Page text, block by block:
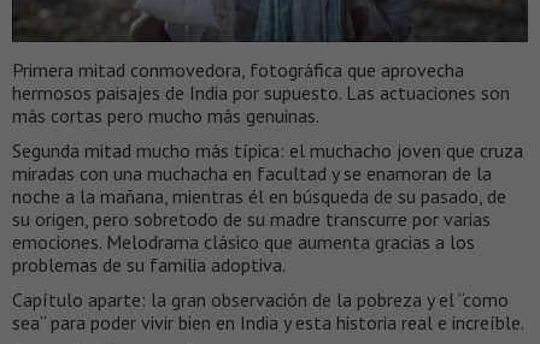
Primera mitad conmovedora, fotográfica que aprovecha
hermosos paisajes de India por supuesto. Las actuaciones son
más cortas pero mucho más genuinas.
Segunda mitad mucho más típica: el muchacho joven que cruza
miradas con una muchacha en facultad y se enamoran de la
noche a la mañana, mientras él en búsqueda de su pasado, de
su origen, pero sobretodo de su madre transcurre por varias
emociones. Melodrama clásico que aumenta gracias a los
problemas de su familia adoptiva.
Capítulo aparte: la gran observación de la pobreza y el “como
sea” para poder vivir bien en India y esta historia real e increíble.